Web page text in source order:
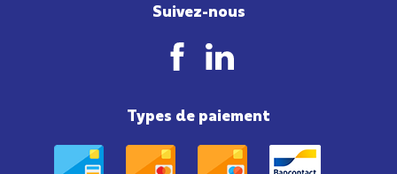
Suivez-nous
Types de paiement